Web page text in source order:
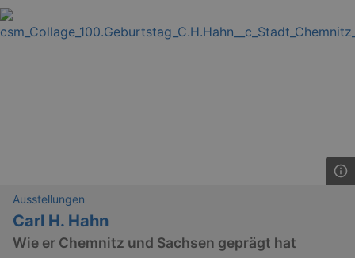
Ausstellungen
Carl H. Hahn
Wie er Chemnitz und Sachsen geprägt hat